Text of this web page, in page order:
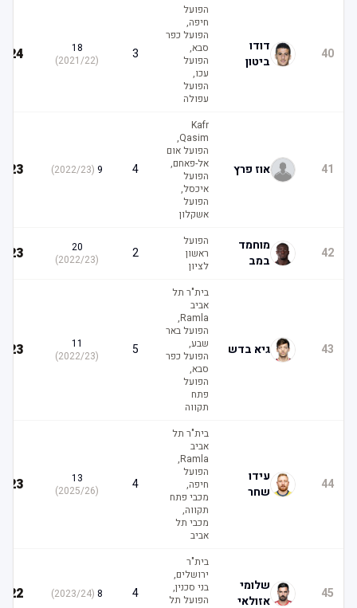
40
דודו
ביטון
הפועל
חיפה,
הפועל כפר
סבא,
הפועל
עכו,
הפועל
עפולה
18
2021/22
)
24
41 אוז פרץ
Kafr
Qasim,
הפועל אום
אל-פאחם,
הפועל
איכסל,
הפועל
אשקלון
2022/23
)
23
42
מוחמד
במב
הפועל
ראשון
לציון
20
2022/23
)
23
43 גיא בדש
בית"ר תל
אביב
Ramla,
הפועל באר
שבע,
הפועל כפר
סבא,
הפועל
פתח
תקווה
2022/23
)
23
44
עידו
שחר
בית"ר תל
אביב
Ramla,
הפועל
חיפה,
מכבי פתח
תקווה,
מכבי תל
אביב
13
2025/26
)
23
45
שלומי
אזולאי
בית"ר
ירושלים,
בני סכנין,
הפועל תל
2023/24
)
22